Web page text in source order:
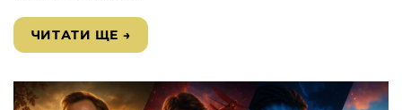
ЧИТАТИ ЩЕ →